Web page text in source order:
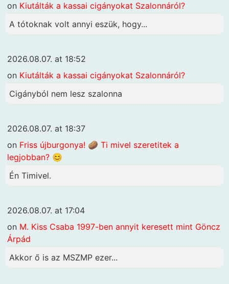
on Kiutálták a kassai cigányokat Szalonnáról?
A tótoknak volt annyi eszük, hogy...
2026.08.07. at 18:52
on Kiutálták a kassai cigányokat Szalonnáról?
Cigányból nem lesz szalonna
2026.08.07. at 18:37
on Friss újburgonya! 🥔 Ti mivel szeretitek a
legjobban? 😊
Én Timivel.
2026.08.07. at 17:04
on M. Kiss Csaba 1997-ben annyit keresett mint Göncz
Árpád
Akkor ő is az MSZMP ezer...